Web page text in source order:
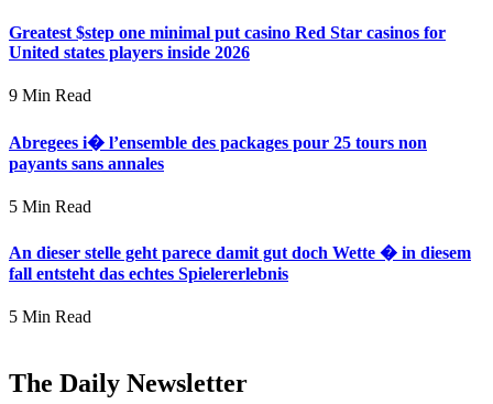
Greatest $step one minimal put casino Red Star casinos for
United states players inside 2026
9 Min Read
Abregees i� l’ensemble des packages pour 25 tours non
payants sans annales
5 Min Read
An dieser stelle geht parece damit gut doch Wette � in diesem
fall entsteht das echtes Spielererlebnis
5 Min Read
The Daily Newsletter